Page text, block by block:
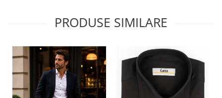
PRODUSE SIMILARE